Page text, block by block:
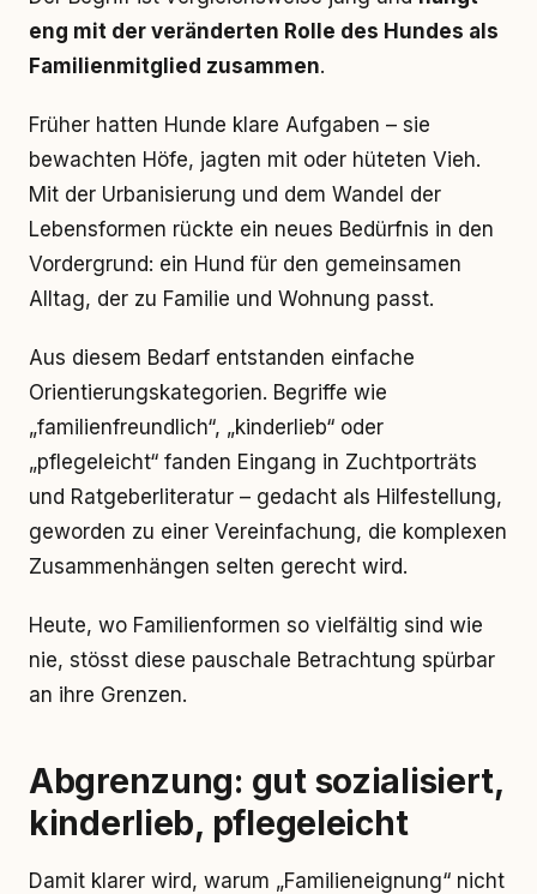
eng mit der veränderten Rolle des Hundes als
Familienmitglied zusammen.
Früher hatten Hunde klare Aufgaben – sie
bewachten Höfe, jagten mit oder hüteten Vieh.
Mit der Urbanisierung und dem Wandel der
Lebensformen rückte ein neues Bedürfnis in den
Vordergrund: ein Hund für den gemeinsamen
Alltag, der zu Familie und Wohnung passt.
Aus diesem Bedarf entstanden einfache
Orientierungskategorien. Begriffe wie
„familienfreundlich“, „kinderlieb“ oder
„pflegeleicht“ fanden Eingang in Zuchtporträts
und Ratgeberliteratur – gedacht als Hilfestellung,
geworden zu einer Vereinfachung, die komplexen
Zusammenhängen selten gerecht wird.
Heute, wo Familienformen so vielfältig sind wie
nie, stösst diese pauschale Betrachtung spürbar
an ihre Grenzen.
Abgrenzung: gut sozialisiert,
kinderlieb, pflegeleicht
Damit klarer wird, warum „Familieneignung“ nicht